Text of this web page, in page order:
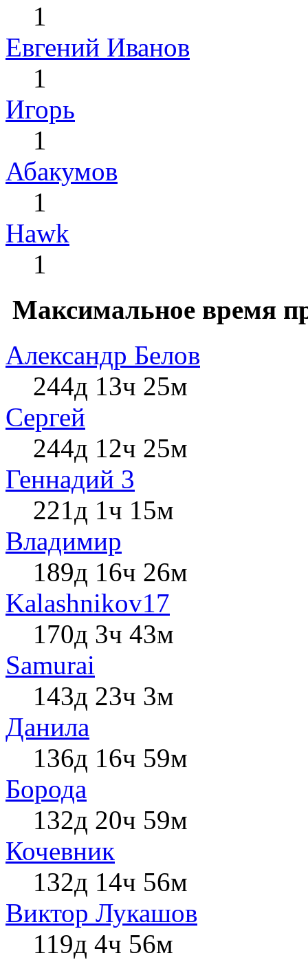
1
Евгений Иванов
1
Игорь
1
Абакумов
1
Hawk
1
Максимальное время
Александр Белов
244д 13ч 25м
Сергей
244д 12ч 25м
Геннадий 3
221д 1ч 15м
Влaдимир
189д 16ч 26м
Kalashnikov17
170д 3ч 43м
Samurai
143д 23ч 3м
Данила
136д 16ч 59м
Борода
132д 20ч 59м
Кочевник
132д 14ч 56м
Виктор Лукашов
119д 4ч 56м